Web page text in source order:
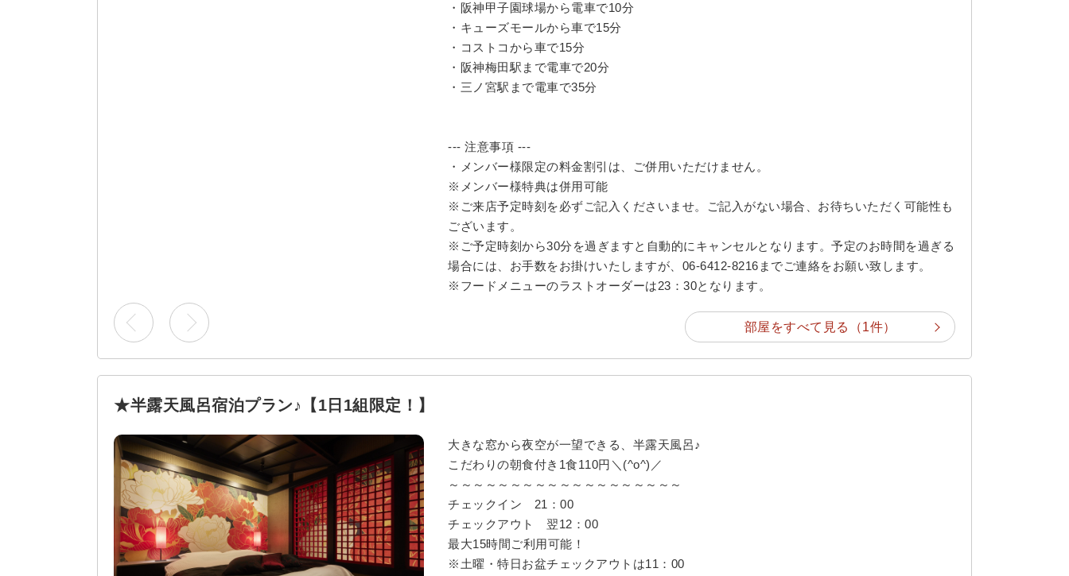
・阪神甲子園球場から電車で10分
・キューズモールから車で15分
・コストコから車で15分
・阪神梅田駅まで電車で20分
・三ノ宮駅まで電車で35分
--- 注意事項 ---
・メンバー様限定の料金割引は、ご併用いただけません。
※メンバー様特典は併用可能
※ご来店予定時刻を必ずご記入くださいませ。ご記入がない場合、お待ちいただく可能性も
ございます。
※ご予定時刻から30分を過ぎますと自動的にキャンセルとなります。予定のお時間を過ぎる
場合には、お手数をお掛けいたしますが、06-6412-8216までご連絡をお願い致します。
※フードメニューのラストオーダーは23：30となります。
部屋をすべて見る（1件）
★半露天風呂宿泊プラン♪【1日1組限定！】
大きな窓から夜空が一望できる、半露天風呂♪
こだわりの朝食付き1食110円＼(^o^)／
～～～～～～～～～～～～～～～～～～～
チェックイン 21：00
チェックアウト 翌12：00
最大15時間ご利用可能！
※土曜・特日お盆チェックアウトは11：00